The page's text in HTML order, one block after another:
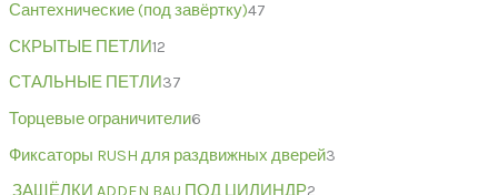
Сантехнические (под завёртку)47
СКРЫТЫЕ ПЕТЛИ12
СТАЛЬНЫЕ ПЕТЛИ37
Торцевые ограничители6
Фиксаторы RUSH для раздвижных дверей3